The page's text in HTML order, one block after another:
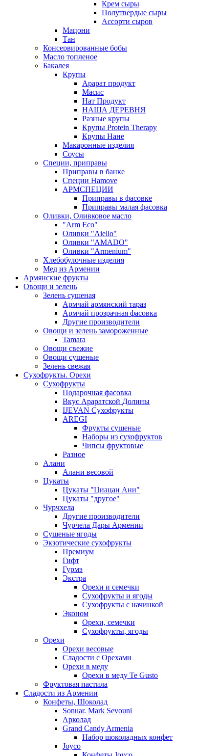
Крем сыры
Полутвердые сыры
Ассорти сыров
Мацони
Тан
Консервированные бобы
Масло топленое
Бакалея
Крупы
Арарат продукт
Масис
Нат Продукт
НАША ДЕРЕВНЯ
Разные крупы
Крупы Protein Therapy
Крупы Нане
Макаронные изделия
Соусы
Специи, приправы
Приправы в банке
Специи Hamove
АРМСПЕЦИИ
Приправы в фасовке
Приправы малая фасовка
Оливки, Оливковое масло
"Arm Eco"
Оливки "Aiello"
Оливки "AMADO"
Оливки "Armenium"
Хлебобулочные изделия
Мед из Армении
Армянские фрукты
Овощи и зелень
Зелень сушеная
Армчай армянский тараз
Армчай прозрачная фасовка
Другие производители
Овощи и зелень замороженные
Tamara
Овощи свежие
Овощи сушеные
Зелень свежая
Сухофрукты. Орехи
Сухофрукты
Подарочная фасовка
Вкус Араратской Долины
IJEVAN Сухофрукты
AREGI
Фрукты сушеные
Наборы из сухофруктов
Чипсы фруктовые
Разное
Алани
Алани весовой
Цукаты
Цукаты "Циацан Ани"
Цукаты "другое"
Чурчхела
Другие производители
Чурчела Дары Армении
Сушеные ягоды
Экзотические сухофрукты
Премиум
Гифт
Гурмэ
Экстра
Орехи и семечки
Сухофрукты и ягоды
Сухофрукты с начинкой
Эконом
Орехи, семечки
Сухофрукты, ягоды
Орехи
Орехи весовые
Сладости с Орехами
Орехи в меду
Орехи в меду Te Gusto
Фруктовая пастила
Сладости из Армении
Конфеты, Шоколад
Sonuar. Mark Sevouni
Арколад
Grand Candy Armenia
Набор шоколадных конфет
Joyco